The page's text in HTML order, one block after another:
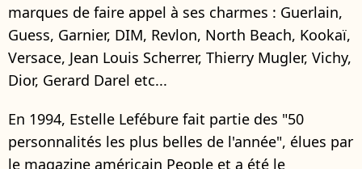
marques de faire appel à ses charmes : Guerlain,
Guess, Garnier, DIM, Revlon, North Beach, Kookaï,
Versace, Jean Louis Scherrer, Thierry Mugler, Vichy,
Dior, Gerard Darel etc...
En 1994, Estelle Lefébure fait partie des "50
personnalités les plus belles de l'année", élues par
le magazine américain People et a été le